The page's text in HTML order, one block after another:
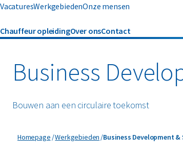
VacaturesWerkgebiedenOnze mensen
Chauffeur opleidingOver onsContact
Business
Bouwen aan een circulaire toekomst
Homepage Werkgebieden Business Development &
Business Development